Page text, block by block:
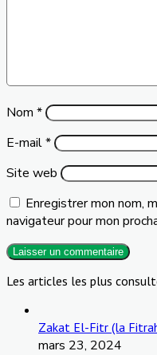
Nom *
E-mail*
Site web
Enregistrer mon nom,
navigateur pour mon
Les articles les plus
Zakat El-Fitr (la
mars 23, 2024